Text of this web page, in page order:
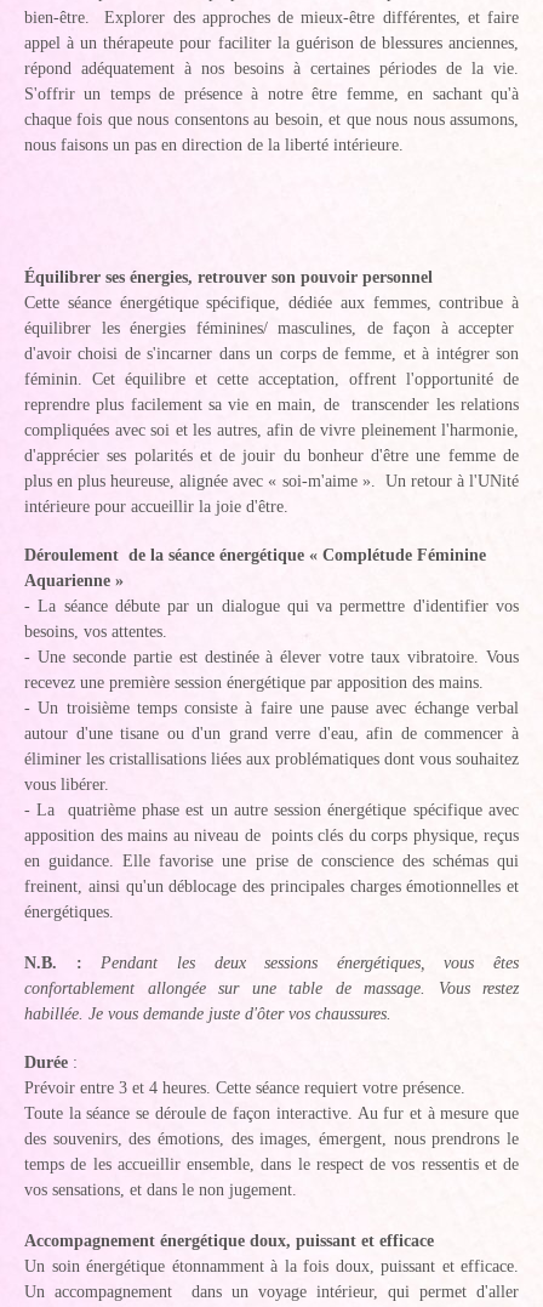
bien-être. Explorer des approches de mieux-être différentes, et faire
appel à un thérapeute pour faciliter la guérison de blessures anciennes,
répond adéquatement à nos besoins à certaines périodes de la vie.
S'offrir un temps de présence à notre être femme, en sachant qu'à
chaque fois que nous consentons au besoin, et que nous nous assumons,
nous faisons un pas en direction de la liberté intérieure.
Équilibrer ses énergies, retrouver son pouvoir personnel
Cette séance énergétique spécifique, dédiée aux femmes, contribue à
équilibrer les énergies féminines/ masculines, de façon à accepter
d'avoir choisi de s'incarner dans un corps de femme, et à intégrer son
féminin. Cet équilibre et cette acceptation, offrent l'opportunité de
reprendre plus facilement sa vie en main, de transcender les relations
compliquées avec soi et les autres, afin de vivre pleinement l'harmonie,
d'apprécier ses polarités et de jouir du bonheur d'être une femme de
plus en plus heureuse, alignée avec « soi-m'aime ». Un retour à l'UNité
intérieure pour accueillir la joie d'être.
Déroulement de la séance énergétique « Complétude Féminine
Aquarienne »
- La séance débute par un dialogue qui va permettre d'identifier vos
besoins, vos attentes.
- Une seconde partie est destinée à élever votre taux vibratoire. Vous
recevez une première session énergétique par apposition des mains.
- Un troisième temps consiste à faire une pause avec échange verbal
autour d'une tisane ou d'un grand verre d'eau, afin de commencer à
éliminer les cristallisations liées aux problématiques dont vous souhaitez
vous libérer.
- La quatrième phase est un autre session énergétique spécifique avec
apposition des mains au niveau de points clés du corps physique, reçus
en guidance. Elle favorise une prise de conscience des schémas qui
freinent, ainsi qu'un déblocage des principales charges émotionnelles et
énergétiques.
N.B. :
Pendant les deux sessions énergétiques, vous êtes
confortablement allongée sur une table de massage. Vous restez
habillée. Je vous demande juste d'ôter vos chaussures.
Durée :
Prévoir entre 3 et 4 heures. Cette séance requiert votre présence.
Toute la séance se déroule de façon interactive. Au fur et à mesure que
des souvenirs, des émotions, des images, émergent, nous prendrons le
temps de les accueillir ensemble, dans le respect de vos ressentis et de
vos sensations, et dans le non jugement.
Accompagnement énergétique doux, puissant et efficace
Un soin énergétique étonnamment à la fois doux, puissant et efficace.
Un accompagnement dans un voyage intérieur, qui permet d'aller